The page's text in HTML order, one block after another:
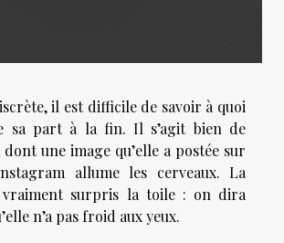
il est difficile de savoir à quoi
sa part à la fin. Il s’agit bien de
dont une image qu’elle a postée sur
allume les cerveaux. La
vraiment surpris la toile : on dira
n’a pas froid aux yeux.